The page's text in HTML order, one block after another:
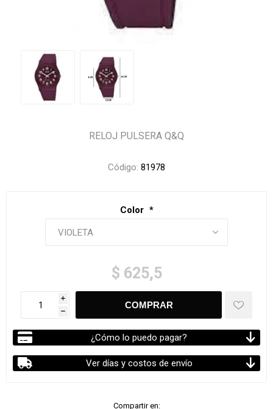
RELOJ PULSERA Q&Q
Código: 81978
Color *
$ 625,5
i
h
¿Cómo lo puedo pagar?
Ver días y costos de envío
Compartir en: